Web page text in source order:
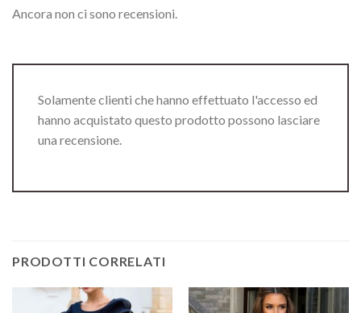
Ancora non ci sono recensioni.
Solamente clienti che hanno effettuato l'accesso ed
hanno acquistato questo prodotto possono lasciare
una recensione.
PRODOTTI CORRELATI